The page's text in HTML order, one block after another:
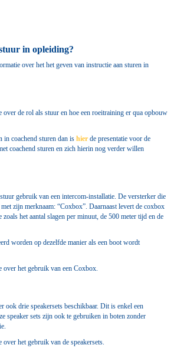
in opleiding?
over het het geven van instructie aan sturen in
over de rol als stuur en hoe een roeitraining er qua opbouw
in coachend sturen dan is hier de presentatie voor de
coachend sturen en zich hierin nog verder willen
gebruik van een intercom-installatie. De versterker die
zijn merknaam: “Coxbox”. Daarnaast levert de coxbox
het aantal slagen per minuut, de 500 meter tijd en de
worden op dezelfde manier als een boot wordt
over het gebruik van een Coxbox.
ook drie speakersets beschikbaar. Dit is enkel een
speaker sets zijn ook te gebruiken in boten zonder
het gebruik van de speakersets.